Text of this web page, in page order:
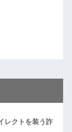
クトを装う詐